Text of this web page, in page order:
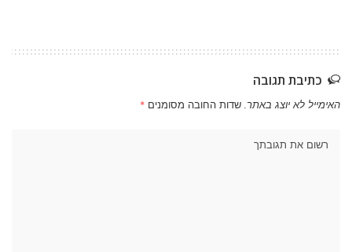
כתיבת תגובה
האימייל לא יוצג באתר. שדות החובה מסומנים *